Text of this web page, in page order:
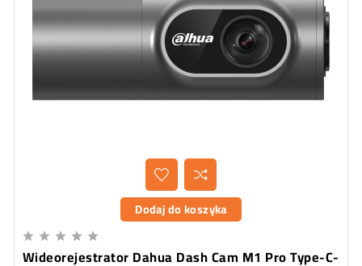
Dodaj do koszyka
    
Wideorejestrator Dahua Dash Cam M1 Pro Type-C-